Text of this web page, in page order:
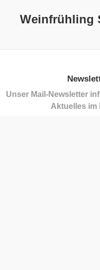
Weinfrühling
Unser Mail-Newsletter
Aktuelles im